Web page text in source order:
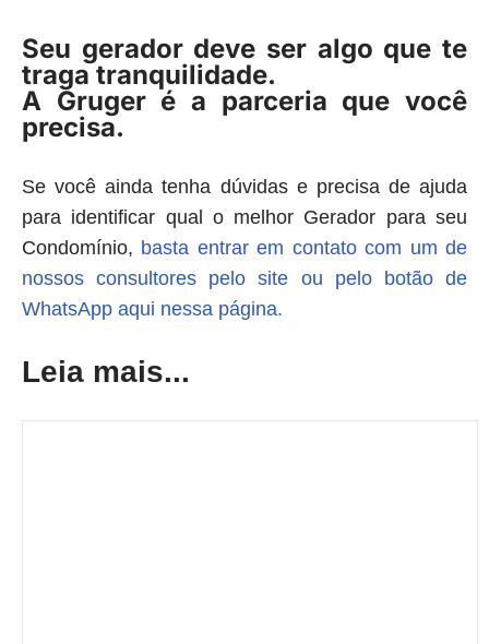
Seu gerador deve ser algo que te
tragatranquilidade.
A Gruger é a parceria que você
precisa.
Se você ainda tenha dúvidas e precisa de ajuda
para identificar qual o melhor Gerador para seu
Condomínio, basta entrar em contato com um de
nossos consultores pelo site ou pelo botão de
WhatsApp aqui nessa página.
Leia mais...